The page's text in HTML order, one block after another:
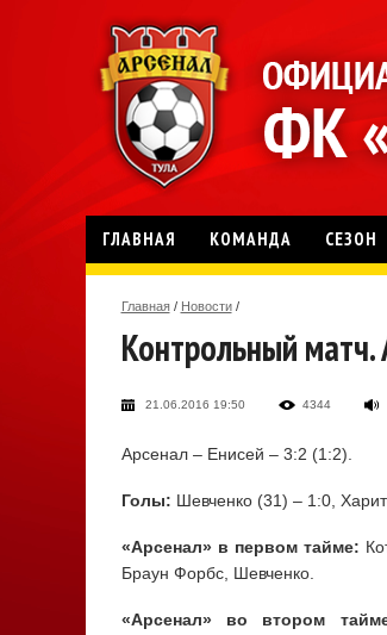
ГЛАВНАЯ КОМАНДА СЕЗОН
Главная / Новости /
Контрольный матч.
21.06.2016 19:50 4344
Арсенал – Енисей – 3:2 (1:2).
Голы: Шевченко (31) – 1:0,
«Арсенал» в первом тайме:
Браун Форбс, Шевченко.
«Арсенал» во втором